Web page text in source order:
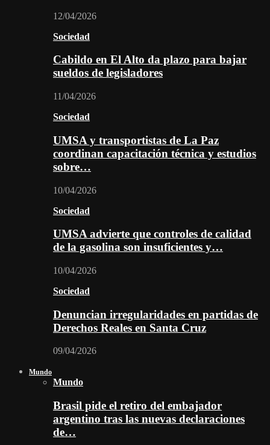
12/04/2026
Sociedad
Cabildo en El Alto da plazo para bajar
sueldos de legisladores
11/04/2026
Sociedad
UMSA y transportistas de La Paz
coordinan capacitación técnica y estudios
sobre…
10/04/2026
Sociedad
UMSA advierte que controles de calidad
de la gasolina son insuficientes y…
10/04/2026
Sociedad
Denuncian irregularidades en partidas de
Derechos Reales en Santa Cruz
09/04/2026
Mundo
Mundo
Brasil pide el retiro del embajador
argentino tras las nuevas declaraciones
de…